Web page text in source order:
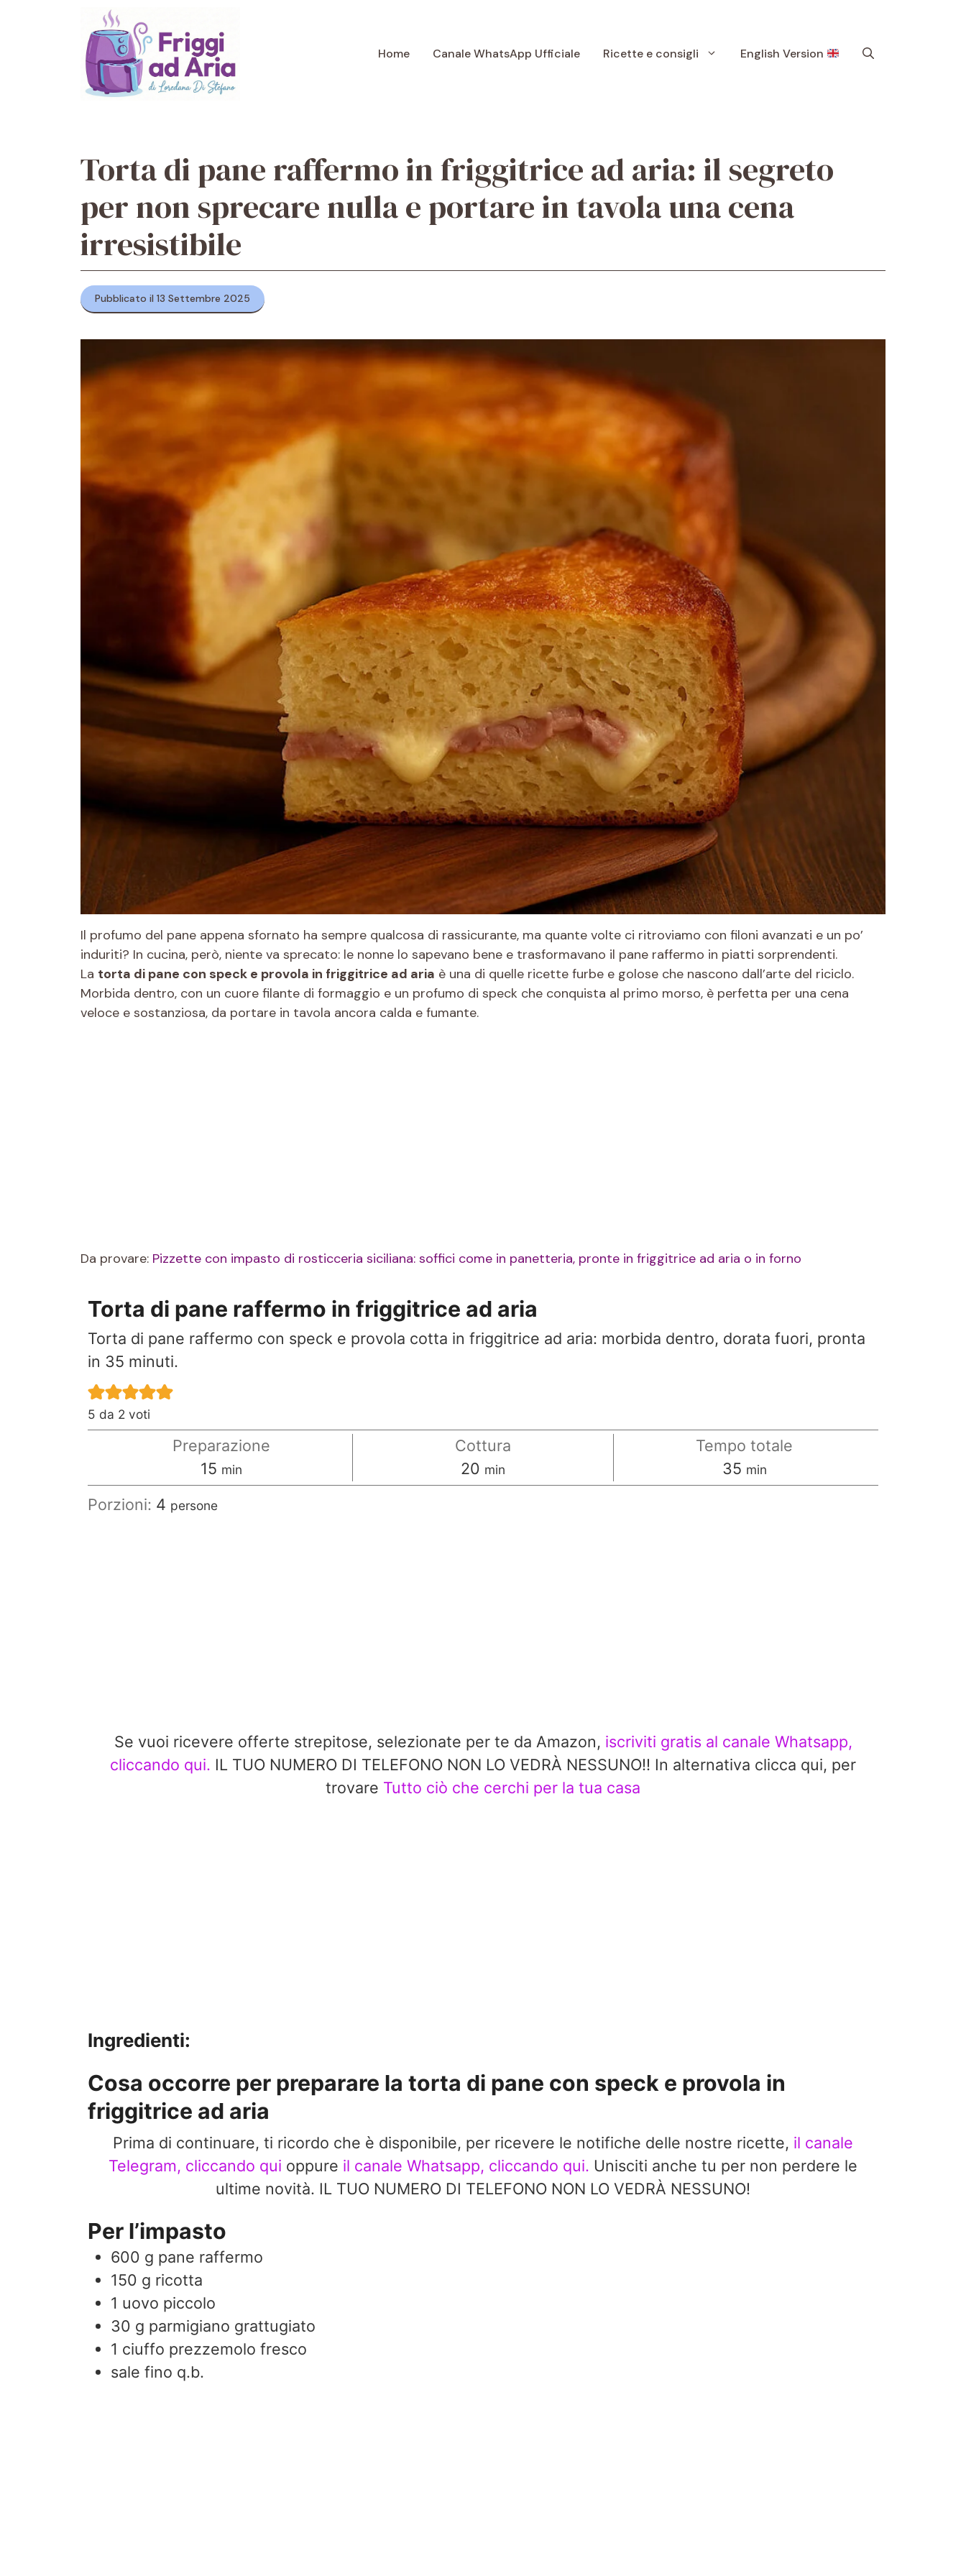
Home Canale WhatsApp Ufficiale Ricette e consigli English Version
Torta di pane raffermo in friggitrice ad aria: il segreto
per non sprecare nulla e portare in tavola una cena
irresistibile
Pubblicato il 13 Settembre 2025
Il profumo del pane appena sfornato ha sempre qualcosa di rassicurante, ma quante volte ci ritroviamo con filoni avanzati e un po’
induriti? In cucina, però, niente va sprecato: le nonne lo sapevano bene e trasformavano il pane raffermo in piatti sorprendenti.
La torta di pane con speck e provola in friggitrice ad aria è una di quelle ricette furbe e golose che nascono dall’arte del riciclo.
Morbida dentro, con un cuore filante di formaggio e un profumo di speck che conquista al primo morso, è perfetta per una cena
veloce e sostanziosa, da portare in tavola ancora calda e fumante.
Da provare: Pizzette con impasto di rosticceria siciliana: soffici come in panetteria, pronte in friggitrice ad aria o in forno
Torta di pane raffermo in friggitrice ad aria
Torta di pane raffermo con speck e provola cotta in friggitrice ad aria: morbida dentro, dorata fuori, pronta
in 35 minuti.
5 da 2 voti
Preparazione
15 minuti
min
Cottura
20 minuti
min
Tempo totale
35minuti
min
Porzioni: 4 persone
Se vuoi ricevere offerte strepitose, selezionate per te da Amazon, iscriviti gratis al canale Whatsapp,
cliccando qui. IL TUO NUMERO DI TELEFONO NON LO VEDRÀ NESSUNO!! In alternativa clicca qui, per
trovare Tutto ciò che cerchi per la tua casa
Ingredienti:
Cosa occorre per preparare la torta di pane con speck e provola in
friggitrice ad aria
Prima di continuare, ti ricordo che è disponibile, per ricevere le notifiche delle nostre ricette, il canale
Telegram, cliccando qui oppure il canale Whatsapp, cliccando qui. Unisciti anche tu per non perdere le
ultime novità. IL TUO NUMERO DI TELEFONO NON LO VEDRÀ NESSUNO!
Per l’impasto
600 g pane raffermo
150 g ricotta
1 uovo piccolo
30 g parmigiano grattugiato
1 ciuffo prezzemolo fresco
sale fino q.b.